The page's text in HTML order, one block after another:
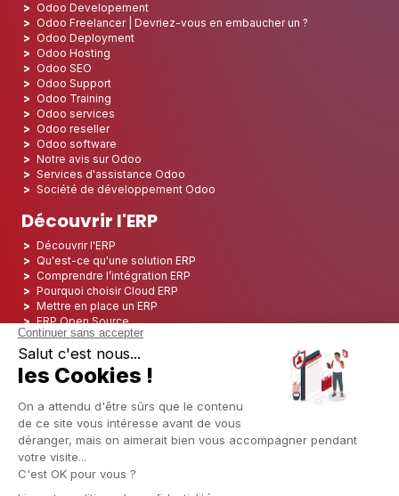
Odoo Developement
Odoo Freelancer | Devriez-vous en embaucher un ?
Odoo Deployment
Odoo Hosting
Odoo SEO
Odoo Support
Odoo Training
Odoo services
Odoo reseller
Odoo software
Notre avis sur Odoo
Services d'assistance Odoo
Société de développement Odoo
Découvrir l'ERP
Découvrir l'ERP
Qu'est-ce qu'une solution ERP
Comprendre l’intégration ERP
Pourquoi choisir Cloud ERP
Mettre en place un ERP
ERP Open Source
Logiciel ERP Open Source
Top 5 des ERP Open Source
ERP Deployment
ERP Implementation
ERP Consulting
ERP Project
ERP System